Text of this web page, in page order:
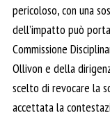
pericoloso, con una
dell’impatto può
Commissione
Ollivon e della
scelto di revocare la
accettata la